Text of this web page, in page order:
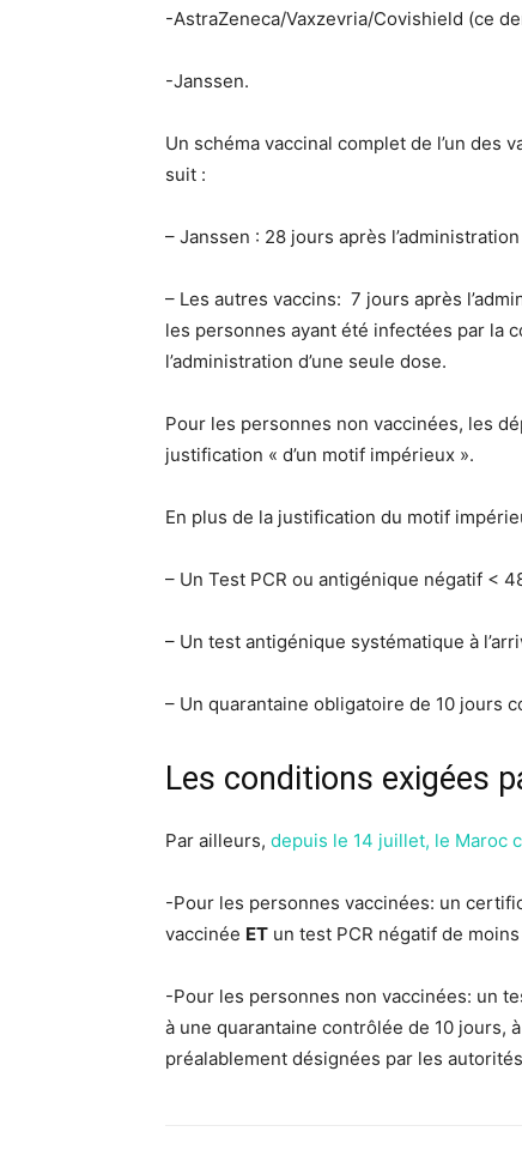
-AstraZeneca/Vaxzevria/Covishield (ce
-Janssen.
Un schéma vaccinal complet de l’un des
suit :
– Janssen : 28 jours après l’administration
– Les autres vaccins: 7 jours après
les personnes ayant été infectées par la
l’administration d’une seule dose.
Pour les personnes non vaccinées, les
justification « d’un motif impérieux ».
En plus de la justification du motif
– Un Test PCR ou antigénique négatif <
– Un test antigénique systématique à
– Un quarantaine obligatoire de 10 jours
Les conditions exigées
Par ailleurs, depuis le 14 juillet, le Maroc
-Pour les personnes vaccinées: un
vaccinée ET un test PCR négatif de
-Pour les personnes non vaccinées: un
à une quarantaine contrôlée de 10 jours,
préalablement désignées par les